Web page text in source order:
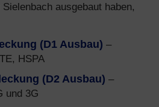
ausgebaut haben,
(D1 Ausbau) –
HSPA
(D2 Ausbau) –
und 3G